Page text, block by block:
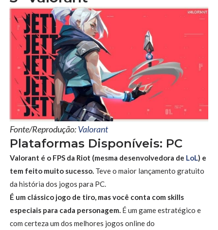
Fonte/Reprodução:Valorant
Plataformas Disponíveis: PC
Valorant é o FPS da Riot (mesma desenvolvedora de LoL) e
tem feito muito sucesso. Teve o maior lançamento gratuito
da história dos jogos para PC.
É um clássico jogo de tiro, mas você conta com skills
especiais para cada personagem. É um game estratégico e
com certeza um dos melhores jogos online do